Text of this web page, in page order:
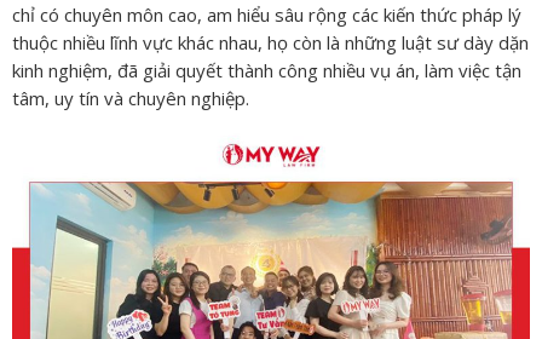
chỉ có chuyên môn cao, am hiểu sâu rộng các kiến thức pháp lý
thuộc nhiều lĩnh vực khác nhau, họ còn là những luật sư dày dặn
kinh nghiệm, đã giải quyết thành công nhiều vụ án, làm việc tận
tâm, uy tín và chuyên nghiệp.